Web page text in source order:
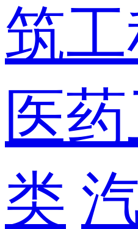
筑
医
类